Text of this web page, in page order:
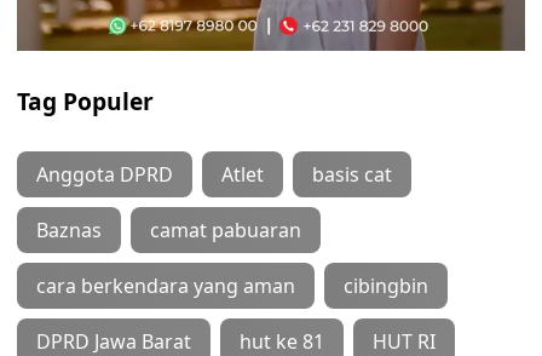
Tag Populer
Anggota DPRD Atlet basis cat
Baznas camat pabuaran
cara berkendara yang aman cibingbin
DPRD Jawa Barat hut ke 81 HUT RI